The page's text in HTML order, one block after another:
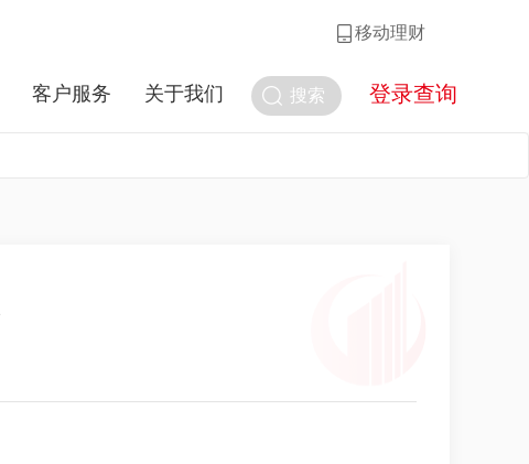
移动理财
搜索 登录查询
客户服务 关于我们